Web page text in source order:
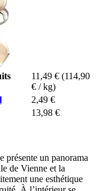
11,49 € (114,90
€ / kg)
2,49 €
13,98 €
présente un panorama
de Vienne et la
une esthétique